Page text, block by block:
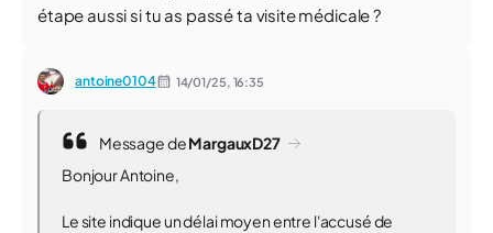
étape aussi si tu as passé ta visite médicale ?
antoine0104 14/01/25, 16:35
Message deMargauxD27
Bonjour Antoine,
Le site indique un délai moyen entre l'accusé de